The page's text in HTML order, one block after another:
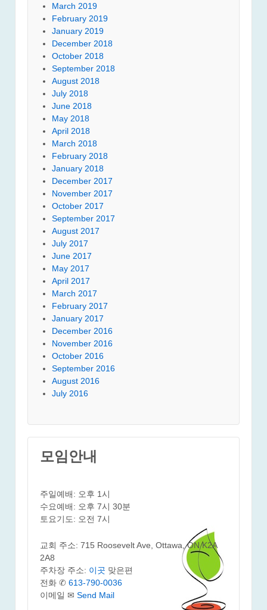
March 2019
February 2019
January 2019
December 2018
October 2018
September 2018
August 2018
July 2018
June 2018
May 2018
April 2018
March 2018
February 2018
January 2018
December 2017
November 2017
October 2017
September 2017
August 2017
July 2017
June 2017
May 2017
April 2017
March 2017
February 2017
January 2017
December 2016
November 2016
October 2016
September 2016
August 2016
July 2016
모임안내
주일예배: 오후 1시
수요예배: 오후 7시 30분
토요기도: 오전 7시
교회 주소: 715 Roosevelt Ave, Ottawa, ON K2A
2A8
주차장 주소: 이곳 맞은편
전화 ✆ 613-790-0036
이메일 ✉ Send Mail